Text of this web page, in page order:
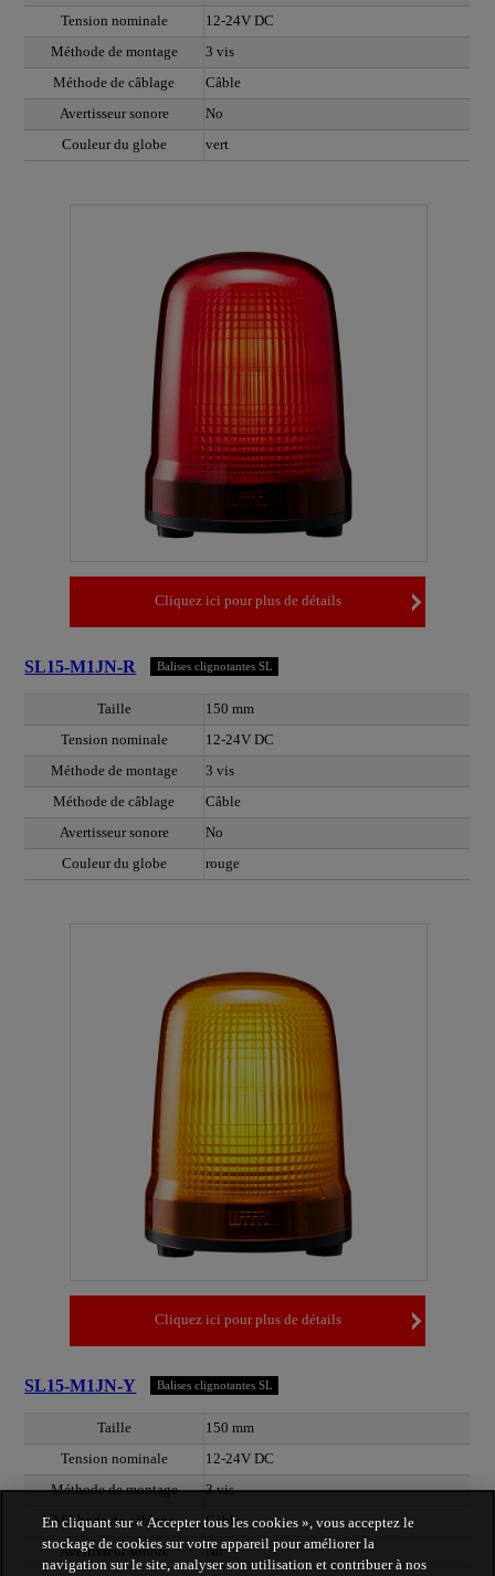
Tension nominale
12-24V DC
Méthode de montage
3 vis
Méthode de câblage
Câble
Avertisseur sonore
No
Couleur du globe
vert
Cliquez ici pour plus de détails
SL15-M1JN-R Balises clignotantes SL
Taille
150 mm
Tension nominale
12-24V DC
Méthode de montage
3 vis
Méthode de câblage
Câble
Avertisseur sonore
No
Couleur du globe
rouge
Cliquez ici pour plus de détails
SL15-M1JN-Y Balises clignotantes SL
Taille
150 mm
Tension nominale
12-24V DC
Méthode de montage
3 vis
Méthode de câblage
Câble
Avertisseur sonore
No
En cliquant sur « Accepter tous les cookies », vous acceptez le
stockage de cookies sur votre appareil pour améliorer la
navigation sur le site, analyser son utilisation et contribuer à nos